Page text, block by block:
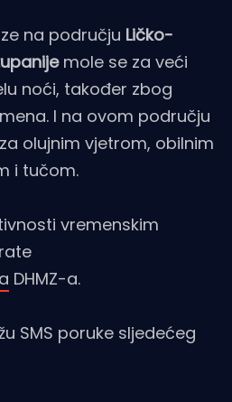
na području Ličko-
mole se za veći
noći, također zbog
I na ovom području
olujnim vjetrom, obilnim
i tučom.
vremenskim
DHMZ-a.
SMS poruke sljedećeg